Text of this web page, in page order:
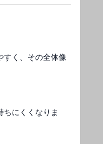
すく、その全体像
にくくなりま